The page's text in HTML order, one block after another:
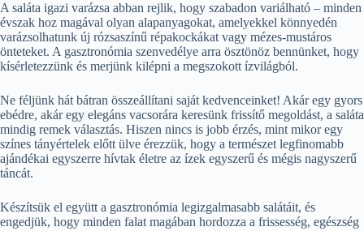
A saláta igazi varázsa abban rejlik, hogy szabadon variálható – minden
évszak hoz magával olyan alapanyagokat, amelyekkel könnyedén
varázsolhatunk új rózsaszínű répakockákat vagy mézes-mustáros
önteteket. A gasztronómia szenvedélye arra ösztönöz bennünket, hogy
kísérletezzünk és merjünk kilépni a megszokott ízvilágból.
Ne féljünk hát bátran összeállítani saját kedvenceinket! Akár egy gyors
ebédre, akár egy elegáns vacsorára keresünk frissítő megoldást, a saláta
mindig remek választás. Hiszen nincs is jobb érzés, mint mikor egy
színes tányértelek előtt ülve érezzük, hogy a természet legfinomabb
ajándékai egyszerre hívtak életre az ízek egyszerű és mégis nagyszerű
táncát.
Készítsük el együtt a gasztronómia legizgalmasabb salátáit, és
engedjük, hogy minden falat magában hordozza a frissesség, egészség